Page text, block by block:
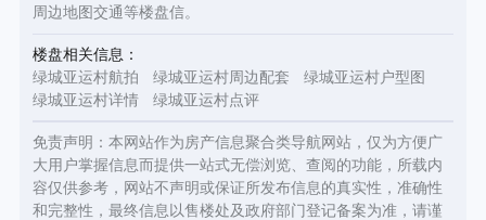
周边地图交通等楼盘信。
楼盘相关信息：
绿城亚运村航拍
绿城亚运村周边配套
绿城亚运村户型图
绿城亚运村详情
绿城亚运村点评
免责声明：本网站作为房产信息聚合类导航网站，仅为方便广
大用户掌握信息而提供一站式无偿浏览、查阅的功能，所载内
容仅供参考，网站不声明或保证所发布信息的真实性，准确性
和完整性，最终信息以售楼处及政府部门登记备案为准，请谨